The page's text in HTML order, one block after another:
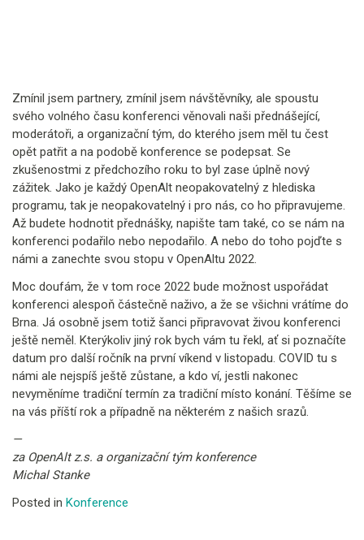
Zmínil jsem partnery, zmínil jsem návštěvníky, ale spoustu
svého volného času konferenci věnovali naši přednášející,
moderátoři, a organizační tým, do kterého jsem měl tu čest
opět patřit a na podobě konference se podepsat. Se
zkušenostmi z předchozího roku to byl zase úplně nový
zážitek. Jako je každý OpenAlt neopakovatelný z hlediska
programu, tak je neopakovatelný i pro nás, co ho připravujeme.
Až budete hodnotit přednášky, napište tam také, co se nám na
konferenci podařilo nebo nepodařilo. A nebo do toho pojďte s
námi a zanechte svou stopu v OpenAltu 2022.
Moc doufám, že v tom roce 2022 bude možnost uspořádat
konferenci alespoň částečně naživo, a že se všichni vrátíme do
Brna. Já osobně jsem totiž šanci připravovat živou konferenci
ještě neměl. Kterýkoliv jiný rok bych vám tu řekl, ať si poznačíte
datum pro další ročník na první víkend v listopadu. COVID tu s
námi ale nejspíš ještě zůstane, a kdo ví, jestli nakonec
nevyměníme tradiční termín za tradiční místo konání. Těšíme se
na vás příští rok a případně na některém z našich srazů.
—
za OpenAlt z.s. a organizační tým konference
Michal Stanke
Posted in Konference